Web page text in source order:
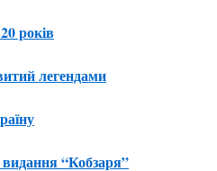
років
легендами
“Кобзаря”